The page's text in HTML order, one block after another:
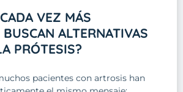
VEZ MÁS
BUSCAN ALTERNATIVAS
PRÓTESIS?
pacientes con artrosis han